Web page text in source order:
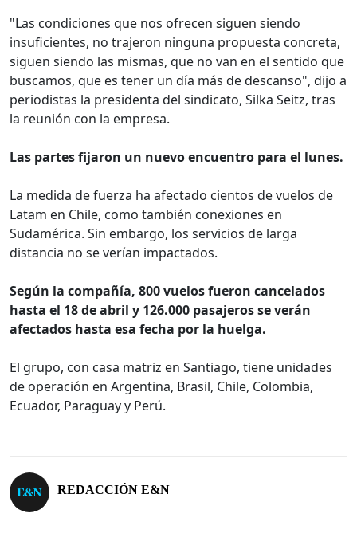
"Las condiciones que nos ofrecen siguen siendo
insuficientes, no trajeron ninguna propuesta concreta,
siguen siendo las mismas, que no van en el sentido que
buscamos, que es tener un día más de descanso", dijo a
periodistas la presidenta del sindicato, Silka Seitz, tras
la reunión con la empresa.
Las partes fijaron un nuevo encuentro para el lunes.
La medida de fuerza ha afectado cientos de vuelos de
Latam en Chile, como también conexiones en
Sudamérica. Sin embargo, los servicios de larga
distancia no se verían impactados.
Según la compañía, 800 vuelos fueron cancelados
hasta el 18 de abril y 126.000 pasajeros se verán
afectados hasta esa fecha por la huelga.
El grupo, con casa matriz en Santiago, tiene unidades
de operación en Argentina, Brasil, Chile, Colombia,
Ecuador, Paraguay y Perú.
REDACCIÓN E&N